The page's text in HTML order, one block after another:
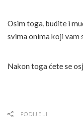
Osim toga, budite i
svima onima koji vam
Nakon toga ćete se
PODIJELI